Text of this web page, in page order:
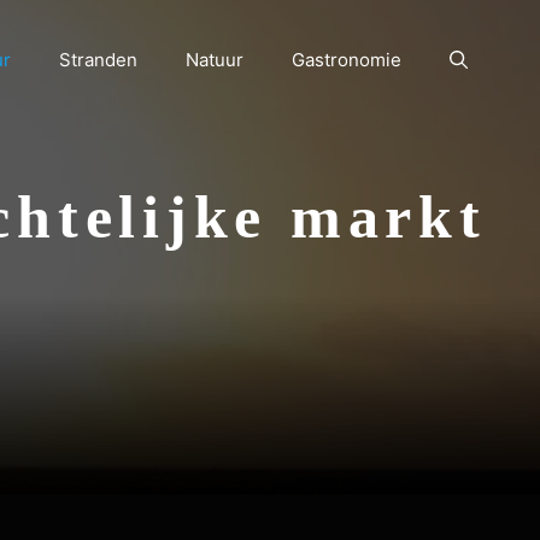
Stranden Natuur Gastronomie
markt